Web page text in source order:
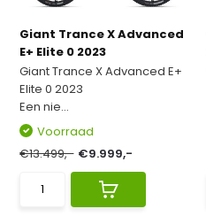
Giant Trance X Advanced
E+ Elite 0 2023
Giant Trance X Advanced E+
Elite 0 2023
Een nie...
Voorraad
€13.499,- €9.999,-